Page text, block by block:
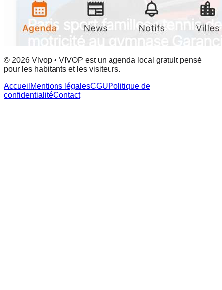
© 2026 Vivop • VIVOP est un agenda local gratuit pensé
pour les habitants et les visiteurs.
Accueil Mentions légalesCGUPolitique de
confidentialitéContact